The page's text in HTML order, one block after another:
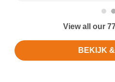
View all our
BEKIJK